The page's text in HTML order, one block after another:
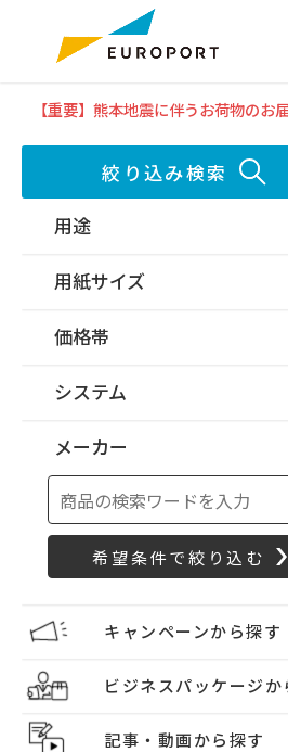
【重要】熊本地震に伴うお荷物のお
絞り込み検索
用途
用紙サイズ
価格帯
システム
メーカー
キャンペーンから探す
ビジネスパッケージか
記事・動画から探す